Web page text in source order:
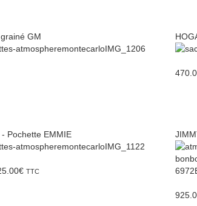
GM
Pochette EMMIE
€ TTC